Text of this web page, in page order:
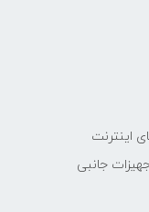
اینترنت
جانبی